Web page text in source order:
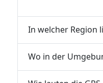
In welcher Region
Wo in der